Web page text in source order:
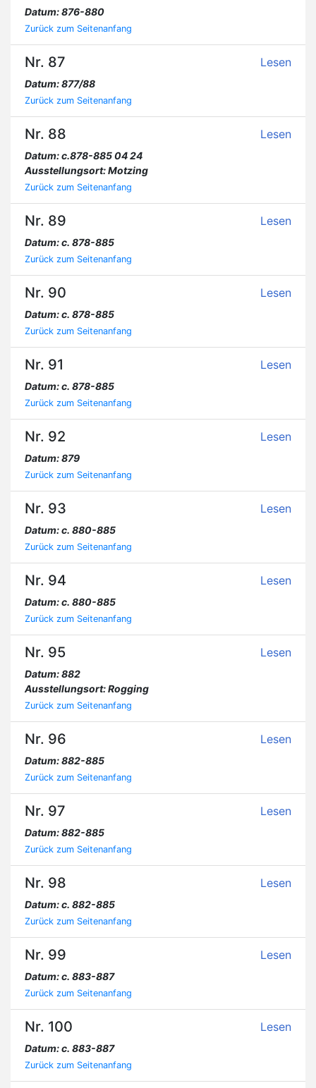
Datum: 876-880
Zurück zum Seitenanfang
Nr. 87 Lesen
Datum: 877/88
Zurück zum Seitenanfang
Nr. 88 Lesen
Datum: c.878-885 04 24
Ausstellungsort: Motzing
Zurück zum Seitenanfang
Nr. 89 Lesen
Datum: c. 878-885
Zurück zum Seitenanfang
Nr. 90 Lesen
Datum: c. 878-885
Zurück zum Seitenanfang
Nr. 91 Lesen
Datum: c. 878-885
Zurück zum Seitenanfang
Nr. 92 Lesen
Datum: 879
Zurück zum Seitenanfang
Nr. 93 Lesen
Datum: c. 880-885
Zurück zum Seitenanfang
Nr. 94 Lesen
Datum: c. 880-885
Zurück zum Seitenanfang
Nr. 95 Lesen
Datum: 882
Ausstellungsort: Rogging
Zurück zum Seitenanfang
Nr. 96 Lesen
Datum: 882-885
Zurück zum Seitenanfang
Nr. 97 Lesen
Datum: 882-885
Zurück zum Seitenanfang
Nr. 98 Lesen
Datum: c. 882-885
Zurück zum Seitenanfang
Nr. 99 Lesen
Datum: c. 883-887
Zurück zum Seitenanfang
Nr. 100 Lesen
Datum: c. 883-887
Zurück zum Seitenanfang